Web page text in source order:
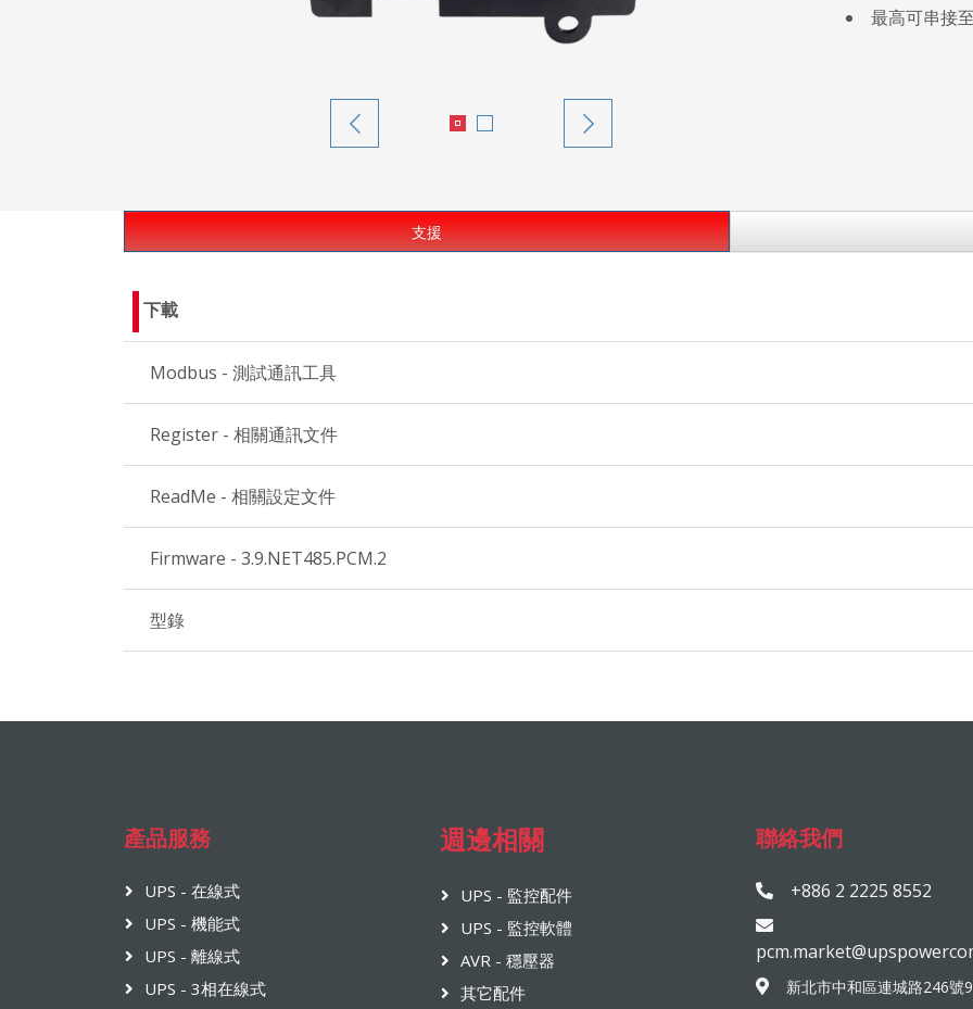
最高可串接
支援
下載
Modbus - 測試通訊工具
Register - 相關通訊文件
ReadMe - 相關設定文件
Firmware - 3.9.NET485.PCM.2
型錄
產品服務
UPS - 在線式
UPS - 機能式
UPS - 離線式
UPS - 3相在線式
週邊相關
UPS - 監控配件
UPS - 監控軟體
AVR - 穩壓器
其它配件
聯絡我們
+886 2 2225 8552
新北市中和區連城路246號